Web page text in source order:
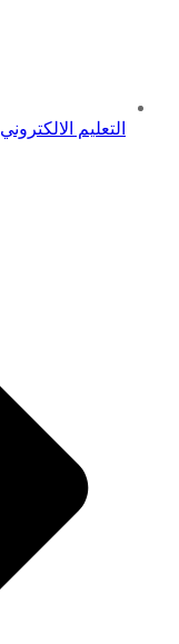
التعليم الالكتروني